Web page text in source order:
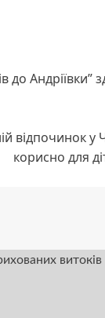
до Андріївки”
відпочинок у
корисно для